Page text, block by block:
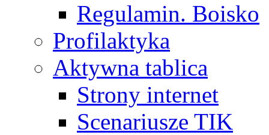
Regulamin. Boisko
Profilaktyka
Aktywna tablica
Strony internet
Scenariusze TIK